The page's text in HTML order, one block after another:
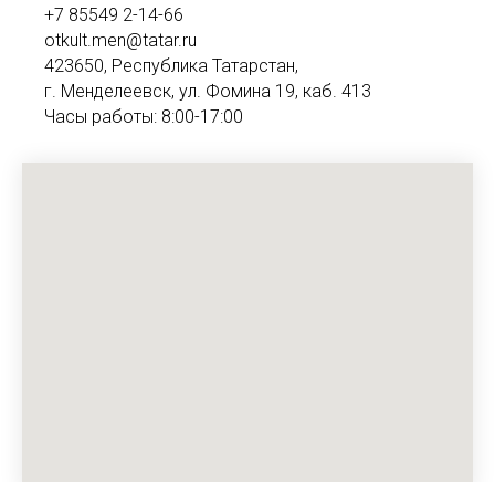
+7 85549 2-14-66
otkult.men@tatar.ru
423650, Республика Татарстан,
г. Менделеевск, ул. Фомина 19, каб. 413
Часы работы: 8:00-17:00